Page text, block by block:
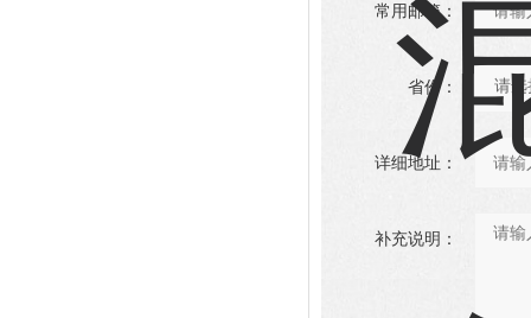
常用邮箱：
省份：
详细地址：
补充说明：